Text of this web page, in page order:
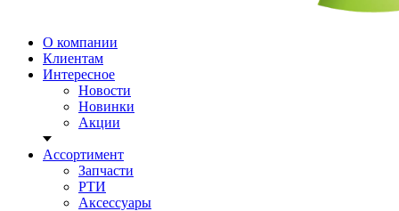
О компании
Клиентам
Интересное
Новости
Новинки
Акции
Ассортимент
Запчасти
РТИ
Аксессуары